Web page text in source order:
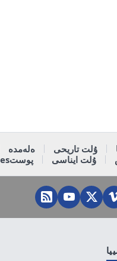
ۇلت تاريحى ەلەمدە
ۇلت ايناسى پوستtimes